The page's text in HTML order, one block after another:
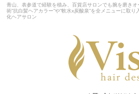
青山、表参道で経験を積み、百貨店サロンでも腕を磨き
術”抗白髪ヘアカラー”や”軟水x炭酸泉”を全メニューに取
化ヘアサロン